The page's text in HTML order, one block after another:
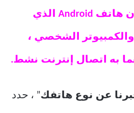
ملاحظة: تأكد من أن هاتف Android الذي
الشخصي ،
به اتصال إنترنت نشط.
عن نوع هاتفك” ، حدد